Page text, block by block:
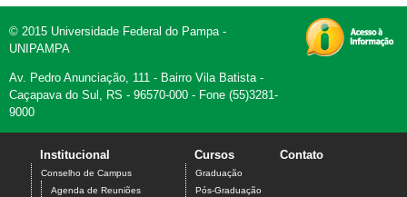
© 2015 Universidade Federal do Pampa -
UNIPAMPA
Av. Pedro Anunciação, 111 - Bairro Vila Batista -
Caçapava do Sul, RS - 96570-000 - Fone (55)3281-
9000
Institucional
Conselho de Campus
Agenda de Reuniões
Cursos
Graduação
Pós-Graduação
Contato